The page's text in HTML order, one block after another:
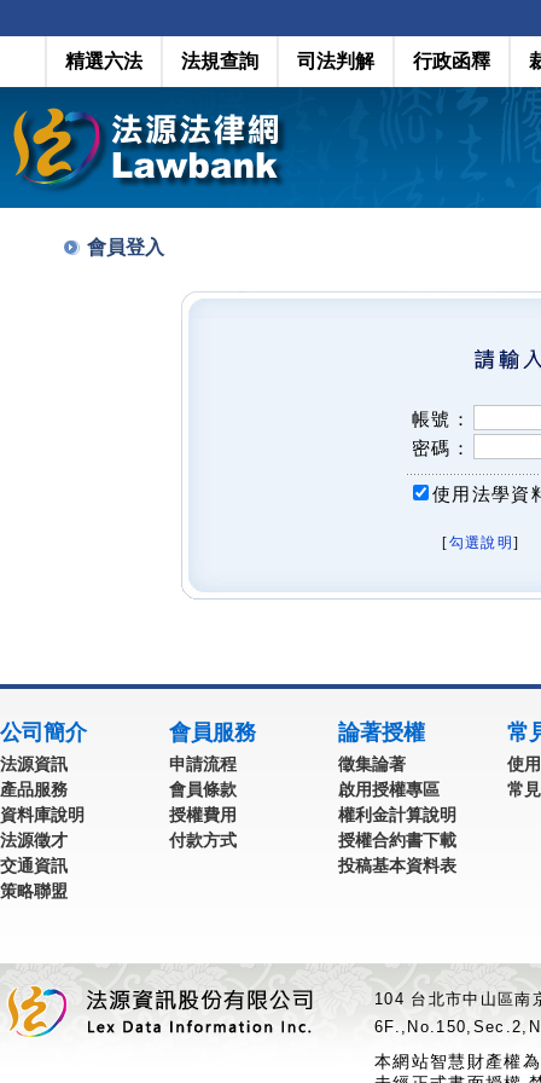
精選六法 法規查詢 司法判解 行政函釋
會員登入
帳號：
密碼：
使用法學資
[勾選說明 ]
公司簡介
法源資訊
產品服務
資料庫說明
法源徵才
交通資訊
策略聯盟
會員服務
申請流程
會員條款
授權費用
付款方式
論著授權
徵集論著
啟用授權專區
權利金計算說明
授權合約書下載
投稿基本資料表
常
使
常
104 台北市中山區
本網站智慧財產權